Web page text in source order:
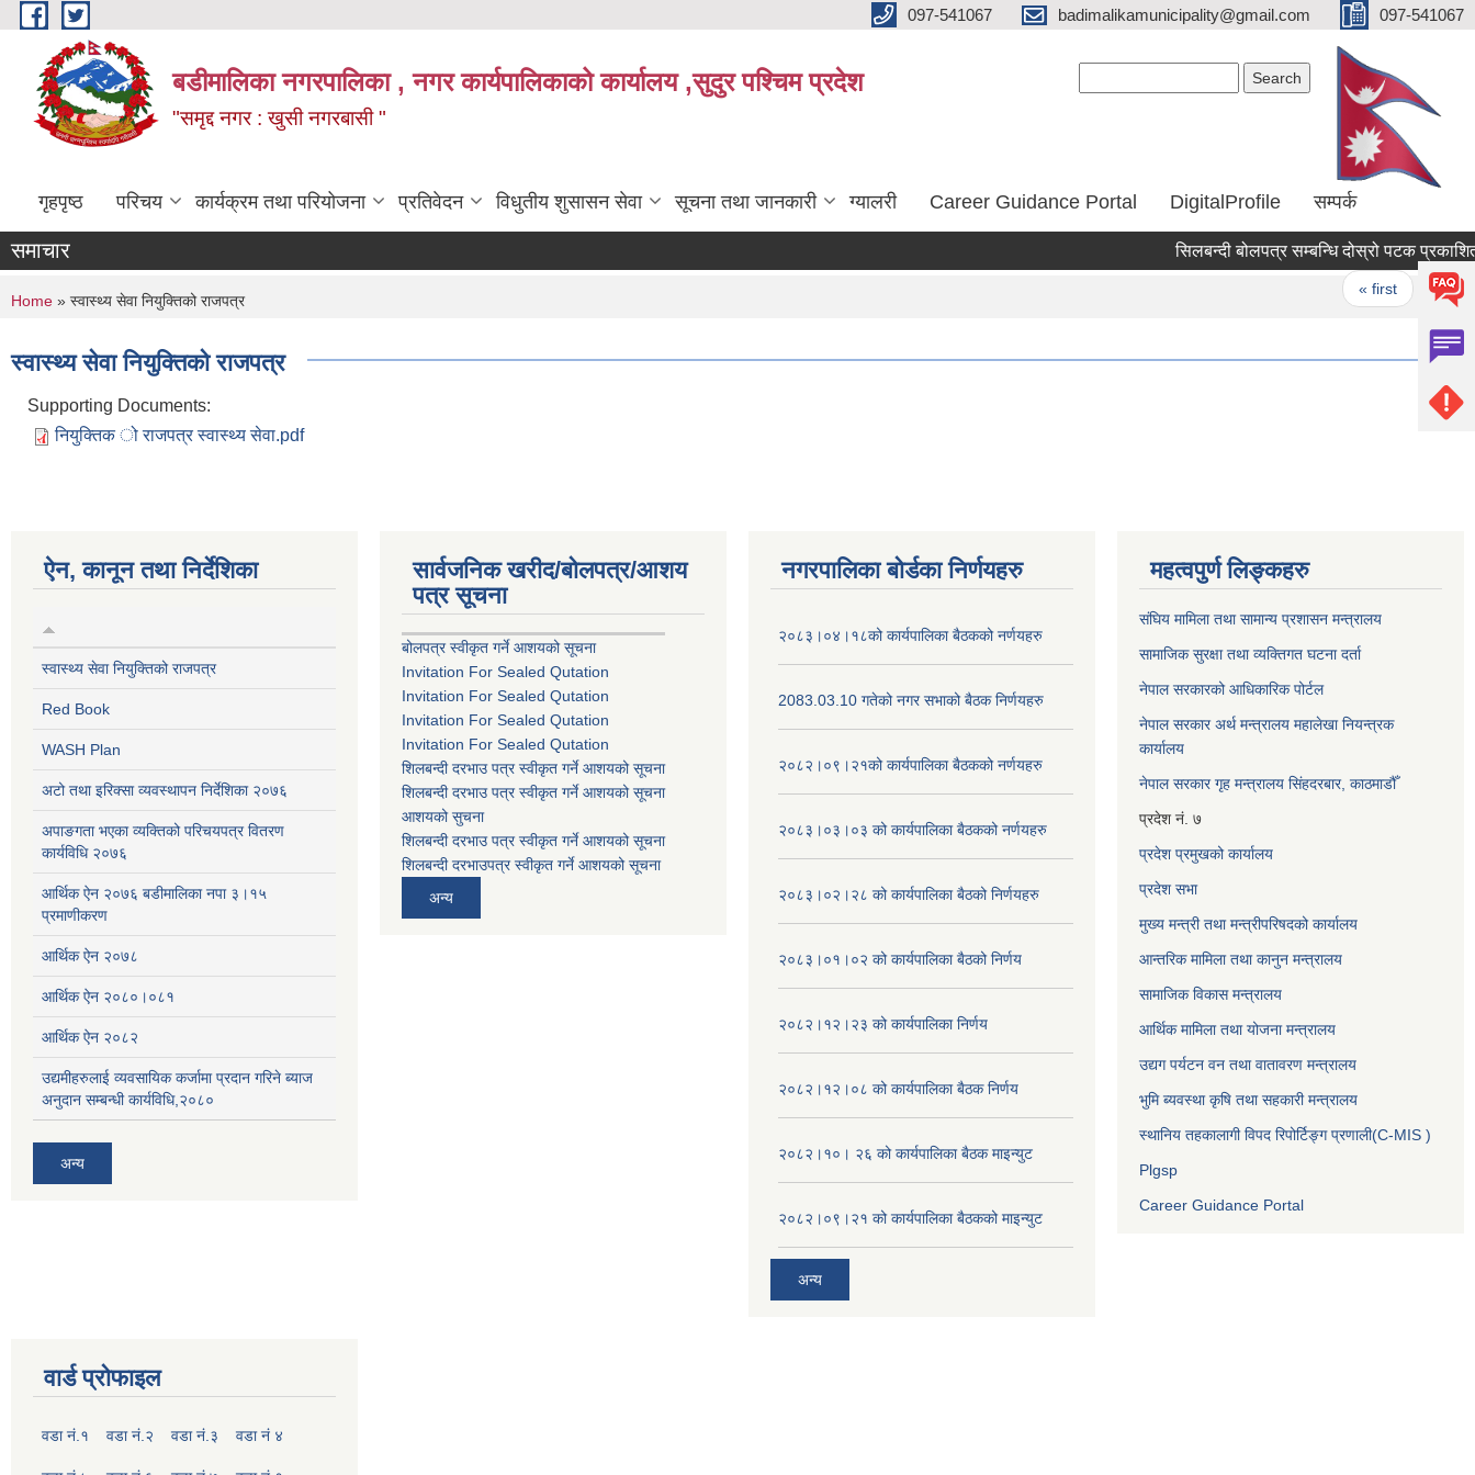
Skip to main content 097-541067 badimalikamunicipality@gmail.com 097-541067
बडीमालिका नगरपालिका , नगर कार्यपालिकाको कार्यालय ,सुदुर पश्चिम प्रदेश
"समृद्द नगर : खुसी नगरबासी "
गृहपृष्ठ परिचय कार्यक्रम तथा परियोजना प्रतिवेदन विधुतीय शुसासन सेवा सूचना तथा जानकारी ग्यालरी Career Guidance Portal DigitalProfile सम्पर्क
समाचार सिलबन्दी बोलपत्र सम्बन्धि दोस्रो पटक प्रकाशित
« first ‹
You are here
Home » स्वास्थ्य सेवा नियुक्तिको राजपत्र
स्वास्थ्य सेवा नियुक्तिको राजपत्र
Supporting Documents:
नियुक्तिक ो राजपत्र स्वास्थ्य सेवा.pdf
ऐन, कानून तथा निर्देशिका
स्वास्थ्य सेवा नियुक्तिको राजपत्र
Red Book
WASH Plan
अटो तथा इरिक्सा व्यवस्थापन निर्देशिका २०७६
अपाङगता भएका व्यक्तिको परिचयपत्र वितरण
कार्यविधि २०७६
आर्थिक ऐन २०७६ बडीमालिका नपा ३।१५
प्रमाणीकरण
आर्थिक ऐन २०७८
आर्थिक ऐन २०८०।०८१
आर्थिक ऐन २०८२
उद्यमीहरुलाई व्यवसायिक कर्जामा प्रदान गरिने ब्याज
अनुदान सम्बन्धी कार्यविधि,२०८०
अन्य
सार्वजनिक खरीद/बोलपत्र/आशय
पत्र सूचना
बोलपत्र स्वीकृत गर्ने आशयको सूचना
Invitation For Sealed Qutation
Invitation For Sealed Qutation
Invitation For Sealed Qutation
Invitation For Sealed Qutation
शिलबन्दी दरभाउ पत्र स्वीकृत गर्ने आशयको सूचना
शिलबन्दी दरभाउ पत्र स्वीकृत गर्ने आशयको सूचना
आशयको सुचना
शिलबन्दी दरभाउ पत्र स्वीकृत गर्ने आशयको सूचना
शिलबन्दी दरभाउपत्र स्वीकृत गर्ने आशयको सूचना
अन्य
नगरपालिका बोर्डका निर्णयहरु
२०८३।०४।१८को कार्यपालिका बैठकको नर्णयहरु
2083.03.10 गतेको नगर सभाको बैठक निर्णयहरु
२०८२।०९।२१को कार्यपालिका बैठकको नर्णयहरु
२०८३।०३।०३ को कार्यपालिका बैठकको नर्णयहरु
२०८३।०२।२८ को कार्यपालिका बैठको निर्णयहरु
२०८३।०१।०२ को कार्यपालिका बैठको निर्णय
२०८२।१२।२३ को कार्यपालिका निर्णय
२०८२।१२।०८ को कार्यपालिका बैठक निर्णय
२०८२।१०। २६ को कार्यपालिका बैठक माइन्युट
२०८२।०९।२१ को कार्यपालिका बैठकको माइन्युट
अन्य
महत्वपुर्ण लिङ्कहरु
संघिय मामिला तथा सामान्य प्रशासन मन्त्रालय
सामाजिक सुरक्षा तथा व्यक्तिगत घटना दर्ता
नेपाल सरकारको आधिकारिक पोर्टल
नेपाल सरकार अर्थ मन्त्रालय महालेखा नियन्त्रक
कार्यालय
नेपाल सरकार गृह मन्त्रालय सिंहदरबार, काठमाडौँ
प्रदेश नं. ७
प्रदेश प्रमुखको कार्यालय
प्रदेश सभा
मुख्य मन्त्री तथा मन्त्रीपरिषदको कार्यालय
आन्तरिक मामिला तथा कानुन मन्त्रालय
सामाजिक विकास मन्त्रालय
आर्थिक मामिला तथा योजना मन्त्रालय
उद्यग पर्यटन वन तथा वातावरण मन्त्रालय
भुमि ब्यवस्था कृषि तथा सहकारी मन्त्रालय
स्थानिय तहकालागी विपद रिपोर्टिङ्ग प्रणाली(C-MIS )
Plgsp
Career Guidance Portal
वार्ड प्रोफाइल
वडा नं.१ वडा नं.२ वडा नं.३ वडा नं ४